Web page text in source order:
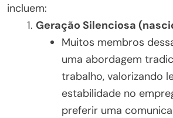
incluem:
Geração Silenciosa
Muitos membros
uma abordagem
trabalho, valorizando
estabilidade no
preferir uma